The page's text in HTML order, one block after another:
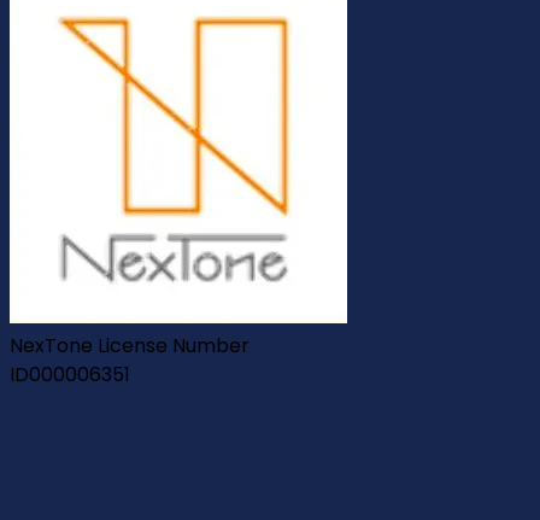
NexTone License Number
ID000006351